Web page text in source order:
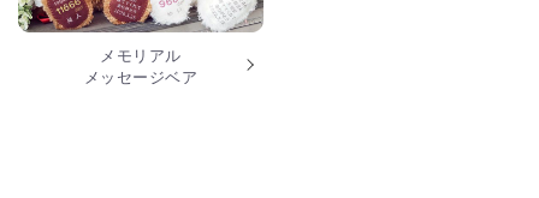
メモリアル
メッセージベア